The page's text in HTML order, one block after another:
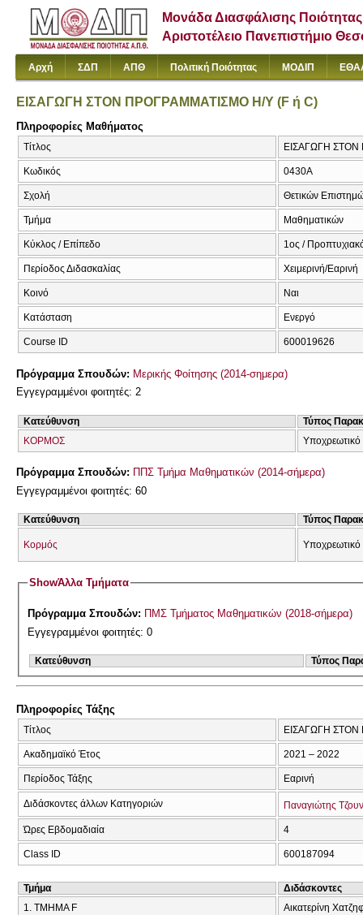
Μονάδα Διασφάλισης Ποιότητας
Αριστοτέλειο Πανεπιστήμιο
Αρχή ΣΔΠ ΑΠΘ Πολιτική Ποιότητας ΜΟΔΙΠ
ΕΙΣΑΓΩΓΗ ΣΤΟΝ ΠΡΟΓΡΑΜΜΑΤΙΣΜΟ Η/Υ (F ή C)
Πληροφορίες Μαθήματος
Τίτλος ΕΙΣΑΓΩΓΗ ΣΤΟΝ
Κωδικός 0430Α
Σχολή Θετικών
Τμήμα Μαθηματικών
Κύκλος / Επίπεδο 1ος /
Περίοδος Διδασκαλίας Χειμερινή/Εαρινή
Κοινό Ναι
Κατάσταση Ενεργό
Course ID 600019626
Πρόγραμμα Σπουδών: Μερικής Φοίτησης (2014-σημερα)
Εγγεγραμμένοι φοιτητές: 2
Κατεύθυνση
Τύπος
ΚΟΡΜΟΣ
Υποχρεωτικό
Πρόγραμμα Σπουδών: ΠΠΣ Τμήμα Μαθηματικών (2014-σήμερα)
Εγγεγραμμένοι φοιτητές: 60
Κατεύθυνση Τύπος
Κορμός Υποχρεωτικό
ShowΆλλα Τμήματα
Πρόγραμμα Σπουδών: ΠΜΣ Τμήματος Μαθηματικών (2018-σήμερα)
Εγγεγραμμένοι φοιτητές: 0
Κατεύθυνση Τύπος
Πληροφορίες Τάξης
Τίτλος ΕΙΣΑΓΩΓΗ
Ακαδημαϊκό Έτος 2021 – 2022
Περίοδος Τάξης Εαρινή
Διδάσκοντες άλλων Κατηγοριών Παναγιώτης
Ώρες Εβδομαδιαία 4
Class ID 600187094
Τμήμα
Διδάσκοντες
1. ΤΜΗΜΑ F
Αικατερίνη